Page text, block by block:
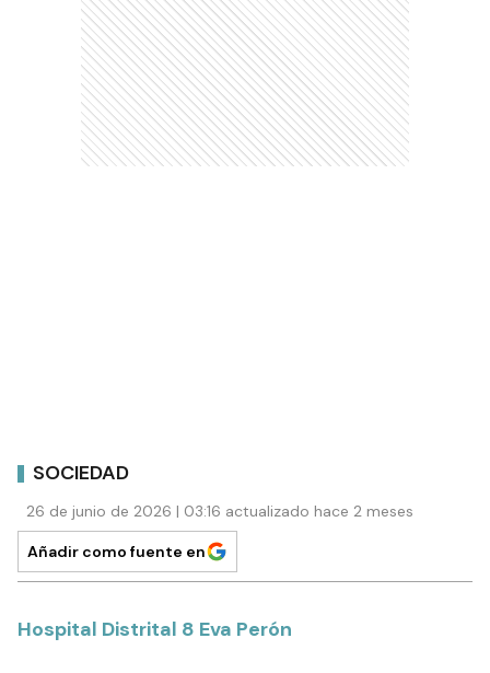
SOCIEDAD
26 de junio de 2026 | 03:16 actualizado hace 2 meses
Añadir como fuente en
Hospital Distrital 8 Eva Perón